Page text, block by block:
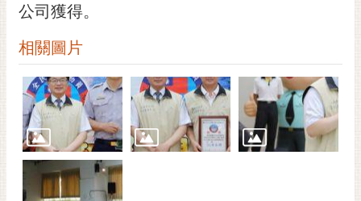
料
放
宣
告
市
府
交
通
位
公司獲得。
相關圖片